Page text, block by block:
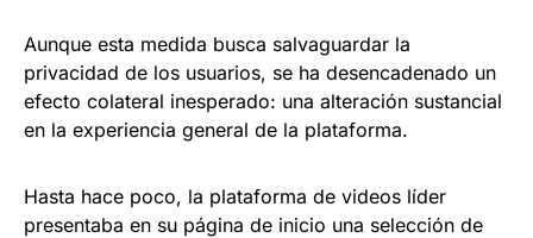
Aunque esta medida busca salvaguardar la
privacidad de los usuarios, se ha desencadenado un
efecto colateral inesperado: una alteración sustancial
en la experiencia general de la plataforma.
Hasta hace poco, la plataforma de videos líder
presentaba en su página de inicio una selección de